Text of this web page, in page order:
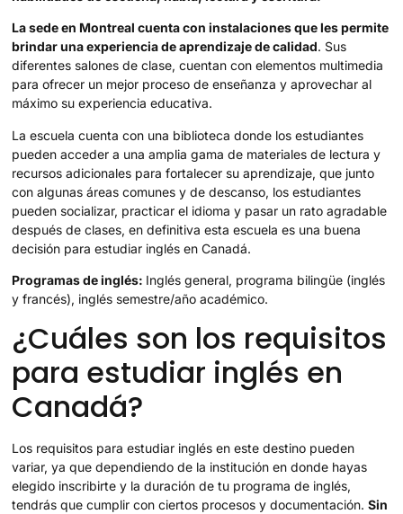
La sede en Montreal cuenta con instalaciones que les permite
brindar una experiencia de aprendizaje de calidad. Sus
diferentes salones de clase, cuentan con elementos multimedia
para ofrecer un mejor proceso de enseñanza y aprovechar al
máximo su experiencia educativa.
La escuela cuenta con una biblioteca donde los estudiantes
pueden acceder a una amplia gama de materiales de lectura y
recursos adicionales para fortalecer su aprendizaje, que junto
con algunas áreas comunes y de descanso, los estudiantes
pueden socializar, practicar el idioma y pasar un rato agradable
después de clases, en definitiva esta escuela es una buena
decisión para estudiar inglés en Canadá.
Programas de inglés: Inglés general, programa bilingüe (inglés
y francés), inglés semestre/año académico.
¿Cuáles son los requisitos
para estudiar inglés en
Canadá?
Los requisitos para estudiar inglés en este destino pueden
variar, ya que dependiendo de la institución en donde hayas
elegido inscribirte y la duración de tu programa de inglés,
tendrás que cumplir con ciertos procesos y documentación.Sin